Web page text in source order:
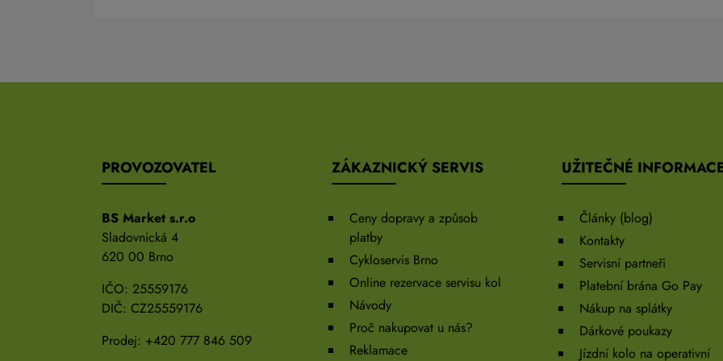
PROVOZOVATEL
BS Market s.r.o
Sladovnická 4
620 00 Brno
IČO: 25559176
DIČ: CZ25559176
Prodej: +420 777 846 509
ZÁKAZNICKÝ SERVIS
Ceny dopravy a způsob
platby
Cykloservis Brno
Online rezervace servisu kol
Návody
Proč nakupovat u nás?
Reklamace
UŽITEČNÉ
Články (blog)
Kontakty
Servisní partneři
Platební brána Go Pay
Nákup na splátky
Dárkové poukazy
Jízdní kolo na operativní